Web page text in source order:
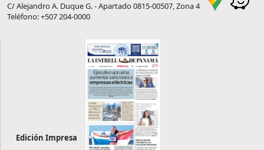
C/ Alejandro A. Duque G. - Apartado 0815-00507, Zona 4
Teléfono: +507 204-0000
Edición Impresa